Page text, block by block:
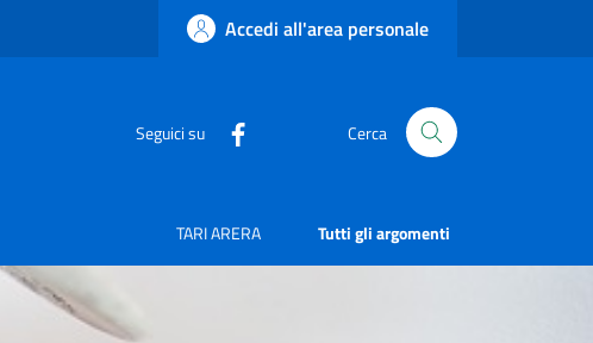
Accedi all'area personale
Seguici su Cerca
TARI ARERA Tutti gli argomenti